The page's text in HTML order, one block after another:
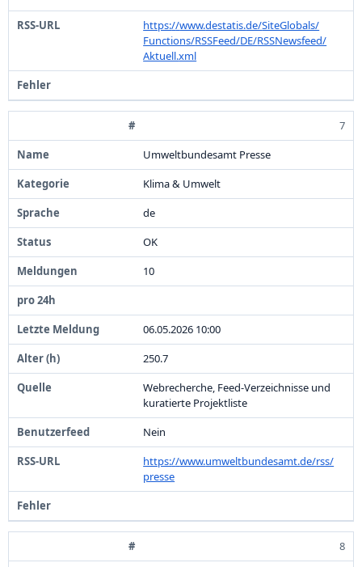
https://www.destatis.de/SiteGlobals/
Functions/RSSFeed/DE/RSSNewsfeed/
Aktuell.xml
7
Umweltbundesamt Presse
Klima & Umwelt
de
OK
10
06.05.2026 10:00
250.7
Webrecherche, Feed-Verzeichnisse und
kuratierte Projektliste
Nein
https://www.umweltbundesamt.de/rss/
presse
8